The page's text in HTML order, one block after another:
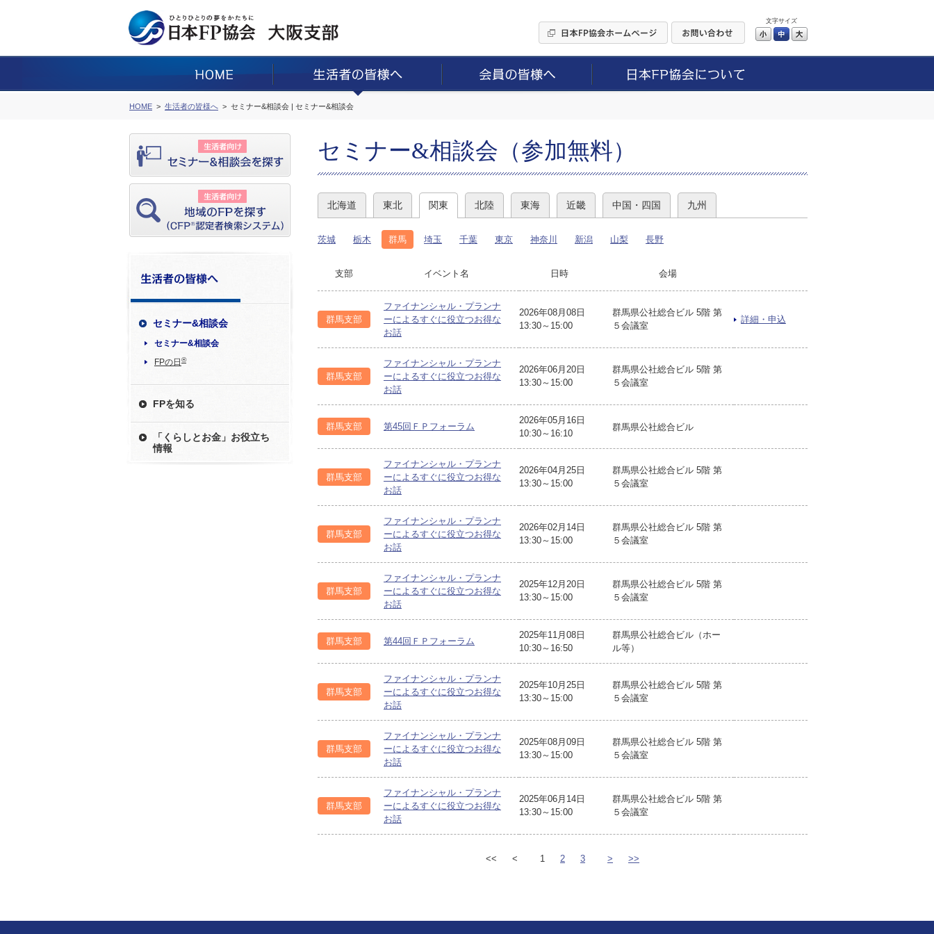
文字サイズ
小 中
HOME 生活者の皆様へ セミナー&相談会 | セミナー&相談会
セミナー&相談会
セミナー&相談会
FPの日 ®
FPを知る
「くらしとお金」お役立ち
情報
セミナー&相談会（参加無料）
北海道 東北 関東 北陸 東海 近畿 中国・四国 九州
茨城 栃木 群馬 埼玉 千葉 東京 神奈川 新潟 山梨 長野
支部 イベント名 日時 会場
群馬支部
ファイナンシャル・プランナ
ーによるすぐに役立つお得な
お話
2026年08月08日
13:30～15:00
群馬県公社総合ビル 5階 第
５会議室
詳細・申込
群馬支部
ファイナンシャル・プランナ
ーによるすぐに役立つお得な
お話
2026年06月20日
13:30～15:00
群馬県公社総合ビル 5階 第
５会議室
群馬支部 第45回ＦＰフォーラム
2026年05月16日
10:30～16:10
群馬県公社総合ビル
群馬支部
ファイナンシャル・プランナ
ーによるすぐに役立つお得な
お話
2026年04月25日
13:30～15:00
群馬県公社総合ビル 5階 第
５会議室
群馬支部
ファイナンシャル・プランナ
ーによるすぐに役立つお得な
お話
2026年02月14日
13:30～15:00
群馬県公社総合ビル 5階 第
５会議室
群馬支部
ファイナンシャル・プランナ
ーによるすぐに役立つお得な
お話
2025年12月20日
13:30～15:00
群馬県公社総合ビル 5階 第
５会議室
群馬支部 第44回ＦＰフォーラム
2025年11月08日
10:30～16:50
群馬県公社総合ビル（ホー
ル等）
群馬支部
ファイナンシャル・プランナ
ーによるすぐに役立つお得な
お話
2025年10月25日
13:30～15:00
群馬県公社総合ビル 5階 第
５会議室
群馬支部
ファイナンシャル・プランナ
ーによるすぐに役立つお得な
お話
2025年08月09日
13:30～15:00
群馬県公社総合ビル 5階 第
５会議室
群馬支部
ファイナンシャル・プランナ
ーによるすぐに役立つお得な
お話
2025年06月14日
13:30～15:00
群馬県公社総合ビル 5階 第
５会議室
<< < 1 2 3 > >>